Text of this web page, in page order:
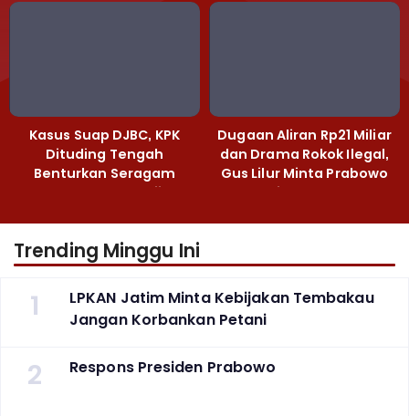
Kasus Suap DJBC, KPK
Dituding Tengah
Benturkan Seragam
Cokelat dengan Hijau
Dugaan Aliran Rp21 Miliar
dan Drama Rokok Ilegal,
Gus Lilur Minta Prabowo
Bertindak Tegas
Trending Minggu Ini
1
LPKAN Jatim Minta Kebijakan Tembakau
Jangan Korbankan Petani
2 Respons Presiden Prabowo